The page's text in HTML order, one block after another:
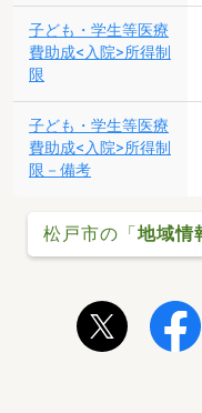
子ども・学生等医療
費助成<入院>所得制
限
子ども・学生等医療
費助成<入院>所得制
限－備考
松戸市の「地域情